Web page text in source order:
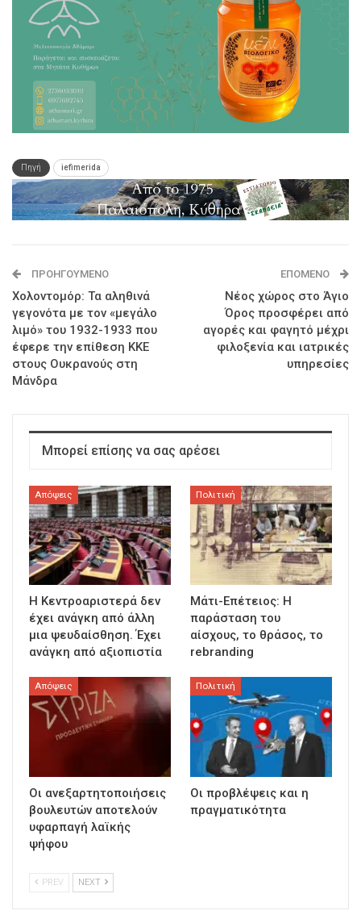
Πηγή iefimerida
ΠΡΟΗΓΟΎΜΕΝΟ
Χολοντομόρ: Τα αληθινά
γεγονότα με τον «μεγάλο
λιμό» του 1932-1933 που
έφερε την επίθεση ΚΚΕ
στους Ουκρανούς στη
Μάνδρα
ΕΠΌΜΕΝΟ
Νέος χώρος στο Άγιο
Όρος προσφέρει από
αγορές και φαγητό μέχρι
φιλοξενία και ιατρικές
υπηρεσίες
Μπορεί επίσης να σας αρέσει
Απόψεις
Η Κεντροαριστερά δεν
έχει ανάγκη από άλλη
μια ψευδαίσθηση. Έχει
ανάγκη από αξιοπιστία
Πολιτική
Μάτι-Επέτειος: Η
παράσταση του
αίσχους, το θράσος, το
rebranding
Απόψεις
Οι ανεξαρτητοποιήσεις
βουλευτών αποτελούν
υφαρπαγή λαϊκής
ψήφου
Πολιτική
Οι προβλέψεις και η
πραγματικότητα
PREV NEXT